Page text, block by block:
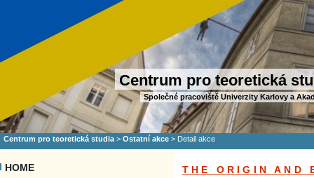
Centrum pro teoretická
Společné pracoviště Univerzity Karlovy a
Centrum pro teoretická studia > Ostatní akce > Detail akce
HOME
THE ORIGIN AND